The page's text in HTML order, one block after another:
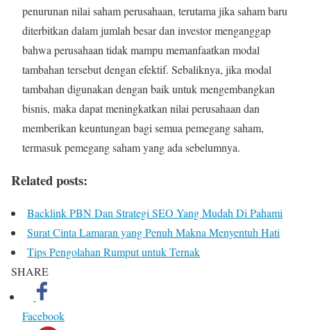
penurunan nilai saham perusahaan, terutama jika saham baru
diterbitkan dalam jumlah besar dan investor menganggap
bahwa perusahaan tidak mampu memanfaatkan modal
tambahan tersebut dengan efektif. Sebaliknya, jika modal
tambahan digunakan dengan baik untuk mengembangkan
bisnis, maka dapat meningkatkan nilai perusahaan dan
memberikan keuntungan bagi semua pemegang saham,
termasuk pemegang saham yang ada sebelumnya.
Related posts:
Backlink PBN Dan Strategi SEO Yang Mudah Di Pahami
Surat Cinta Lamaran yang Penuh Makna Menyentuh Hati
Tips Pengolahan Rumput untuk Ternak
SHARE
Facebook